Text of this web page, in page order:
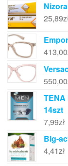
25,89
413,00
550,00
TENA
14szt
7,99zł
Big-
4,41zł